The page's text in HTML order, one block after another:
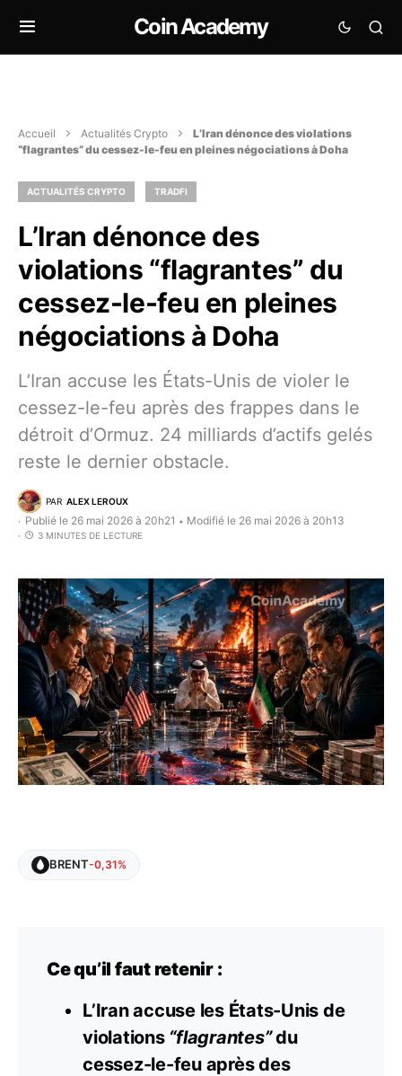
Coin Academy
Accueil Actualités Crypto
L’Iran dénonce des violations
“flagrantes” du cessez-le-feu en pleines négociations à Doha
ACTUALITÉS CRYPTO TRADFI
L’Iran dénonce des
violations “flagrantes” du
cessez-le-feu en pleines
négociations à Doha
L’Iran accuse les États-Unis de violer le
cessez-le-feu après des frappes dans le
détroit d’Ormuz. 24 milliards d’actifs gelés
reste le dernier obstacle.
PAR ALEX LEROUX
Publié le 26 mai 2026 à 20h21 • Modifié le 26 mai 2026 à 20h13
3 MINUTES DE LECTURE
BRENT-0,31%
Ce qu’il faut retenir :
L’Iran accuse les États-Unis de
violations “flagrantes”du
cessez-le-feu après des